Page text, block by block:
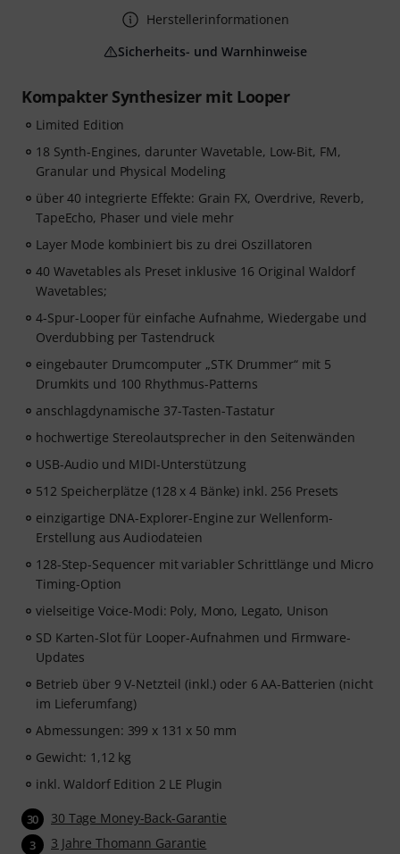
Kompakter Synthesizer mit Looper
Limited Edition
18 Synth-Engines, darunter Wavetable, Low-Bit, FM,
Granular und Physical Modeling
über 40 integrierte Effekte: Grain FX, Overdrive, Reverb,
TapeEcho, Phaser und viele mehr
Layer Mode kombiniert bis zu drei Oszillatoren
40 Wavetables als Preset inklusive 16 Original Waldorf
Wavetables;
4-Spur-Looper für einfache Aufnahme, Wiedergabe und
Overdubbing per Tastendruck
eingebauter Drumcomputer „STK Drummer“ mit 5
Drumkits und 100 Rhythmus-Patterns
anschlagdynamische 37-Tasten-Tastatur
hochwertige Stereolautsprecher in den Seitenwänden
USB-Audio und MIDI-Unterstützung
512 Speicherplätze (128 x 4 Bänke) inkl. 256 Presets
einzigartige DNA-Explorer-Engine zur Wellenform-
Erstellung aus Audiodateien
128-Step-Sequencer mit variabler Schrittlänge und Micro
Timing-Option
vielseitige Voice-Modi: Poly, Mono, Legato, Unison
SD Karten-Slot für Looper-Aufnahmen und Firmware-
Updates
Betrieb über 9 V-Netzteil (inkl.) oder 6 AA-Batterien (nicht
im Lieferumfang)
Abmessungen: 399 x 131 x 50 mm
Gewicht: 1,12 kg
inkl. Waldorf Edition 2 LE Plugin
30 30 Tage Money-Back-Garantie
3 3 Jahre Thomann Garantie
Herstellerinformationen
Sicherheits- und Warnhinweise